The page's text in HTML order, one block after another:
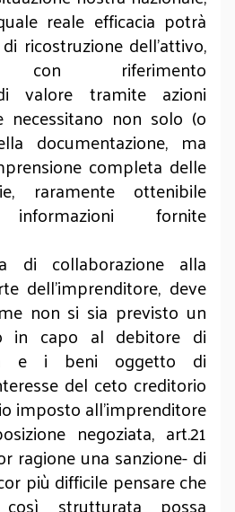
reale efficacia potrà
ricostruzione dell’attivo,
con riferimento
valore tramite azioni
necessitano non solo (o
documentazione, ma
completa delle
raramente ottenibile
fornite
di collaborazione alla
dell’imprenditore, deve
non si sia previsto un
in capo al debitore di
e i beni oggetto di
del ceto creditorio
imposto all’imprenditore
negoziata, art.21
ragione una sanzione- di
più difficile pensare che